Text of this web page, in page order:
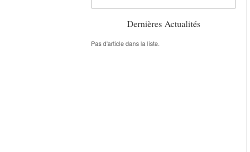
Dernières Actualités
Pas d'article dans la liste.